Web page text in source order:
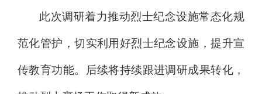
此次调研着力推动烈士纪念设施常态化规
范化管护，切实利用好烈士纪念设施，提升宣
传教育功能。后续将持续跟进调研成果转化 ，